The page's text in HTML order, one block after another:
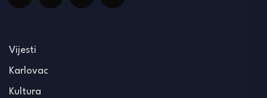
Vijesti
Karlovac
Kultura